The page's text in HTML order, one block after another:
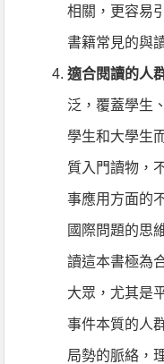
相關，更容易
書籍常見的與
適合閱讀的人
泛，覆蓋學生
學生和大學生
質入門讀物，
事應用方面的
國際問題的思
讀這本書極為
大眾，尤其是
事件本質的人
局勢的脈絡，